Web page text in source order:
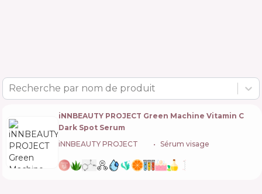
Recherche par nom de produit
iNNBEAUTY PROJECT Green Machine Vitamin C
Dark Spot Serum
iNNBEAUTY PROJECT
Sérum visage